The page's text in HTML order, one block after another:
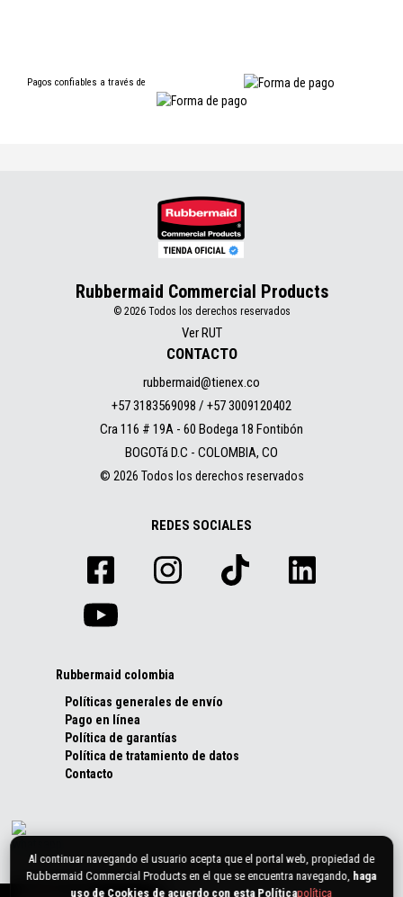
Pagos confiables a través de
Rubbermaid Commercial Products
© 2026 Todos los derechos reservados
Ver RUT
CONTACTO
rubbermaid@tienex.co
+57 3183569098 / +57 3009120402
Cra 116 # 19A - 60 Bodega 18 Fontibón
BOGOTá D.C - COLOMBIA, CO
© 2026 Todos los derechos reservados
REDES SOCIALES
Rubbermaid colombia
Políticas generales de envío
Pago en línea
Política de garantías
Política de tratamiento de datos
Contacto
Al continuar navegando el usuario acepta que el portal web, propiedad de
Rubbermaid Commercial Products en el que se encuentra navegando, haga
uso de Cookies de acuerdo con esta Políticapolítica